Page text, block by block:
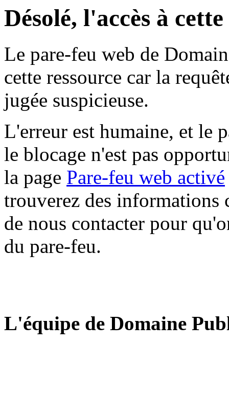
Désolé, l'accès à
Le pare-feu web de
cette ressource car la
jugée suspicieuse.
L'erreur est humaine, et le
le blocage n'est pas
la page Pare-feu web activé
trouverez des informations
de nous contacter pour
du pare-feu.
L'équipe de Domaine